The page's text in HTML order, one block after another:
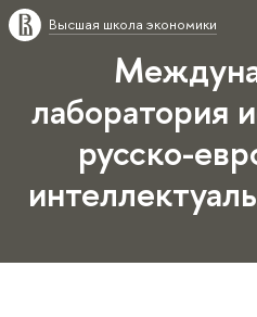
Высшая школа экономики
лаборатория
русско-